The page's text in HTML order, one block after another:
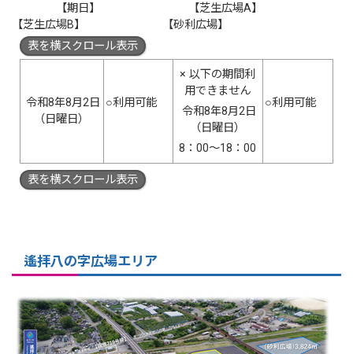
【期日】 【芝生広場A】
【芝生広場B】 【砂利広場】
表を横スクロール表示
令和8年8月2日
（日曜日）
○利用可能
× 以下の期間利
用できません
令和8年8月2日
（日曜日）
8：00～18：00
○利用可能
表を横スクロール表示
遙拝八の字広場エリア